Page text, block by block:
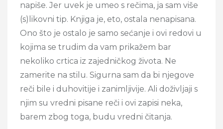
napiše. Jer uvek je umeo s rečima, ja sam više
(s)likovni tip. Knjiga je, eto, ostala nenapisana.
Ono što je ostalo je samo sećanje i ovi redovi u
kojima se trudim da vam prikažem bar
nekoliko crtica iz zajedničkog života. Ne
zamerite na stilu. Sigurna sam da bi njegove
reči bile i duhovitije i zanimljivije. Ali doživljaji s
njim su vredni pisane reči i ovi zapisi neka,
barem zbog toga, budu vredni čitanja.